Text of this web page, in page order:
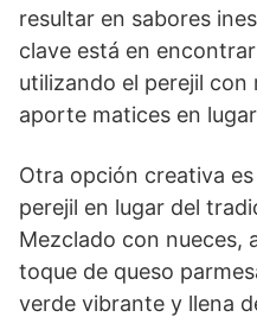
resultar en sabores
clave está en
utilizando el perejil
aporte matices en
Otra opción creativa
perejil en lugar del
Mezclado con nueces,
toque de queso
verde vibrante y llena